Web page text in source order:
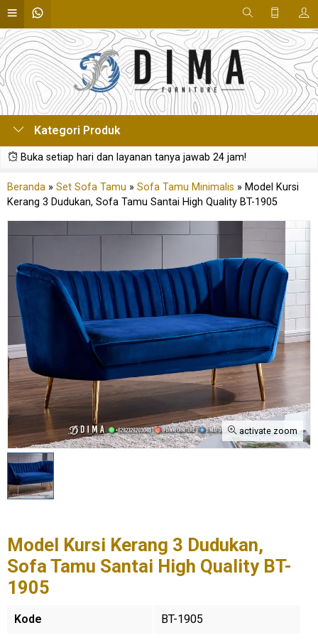
Kategori Produk
Buka setiap hari dan layanan tanya jawab 24 jam!
Beranda » Set Sofa Tamu » Sofa Tamu Minimalis » Model Kursi
Kerang 3 Dudukan, Sofa Tamu Santai High Quality BT-1905
activate zoom
Model Kursi Kerang 3 Dudukan,
Sofa Tamu Santai High Quality BT-
1905
Kode BT-1905